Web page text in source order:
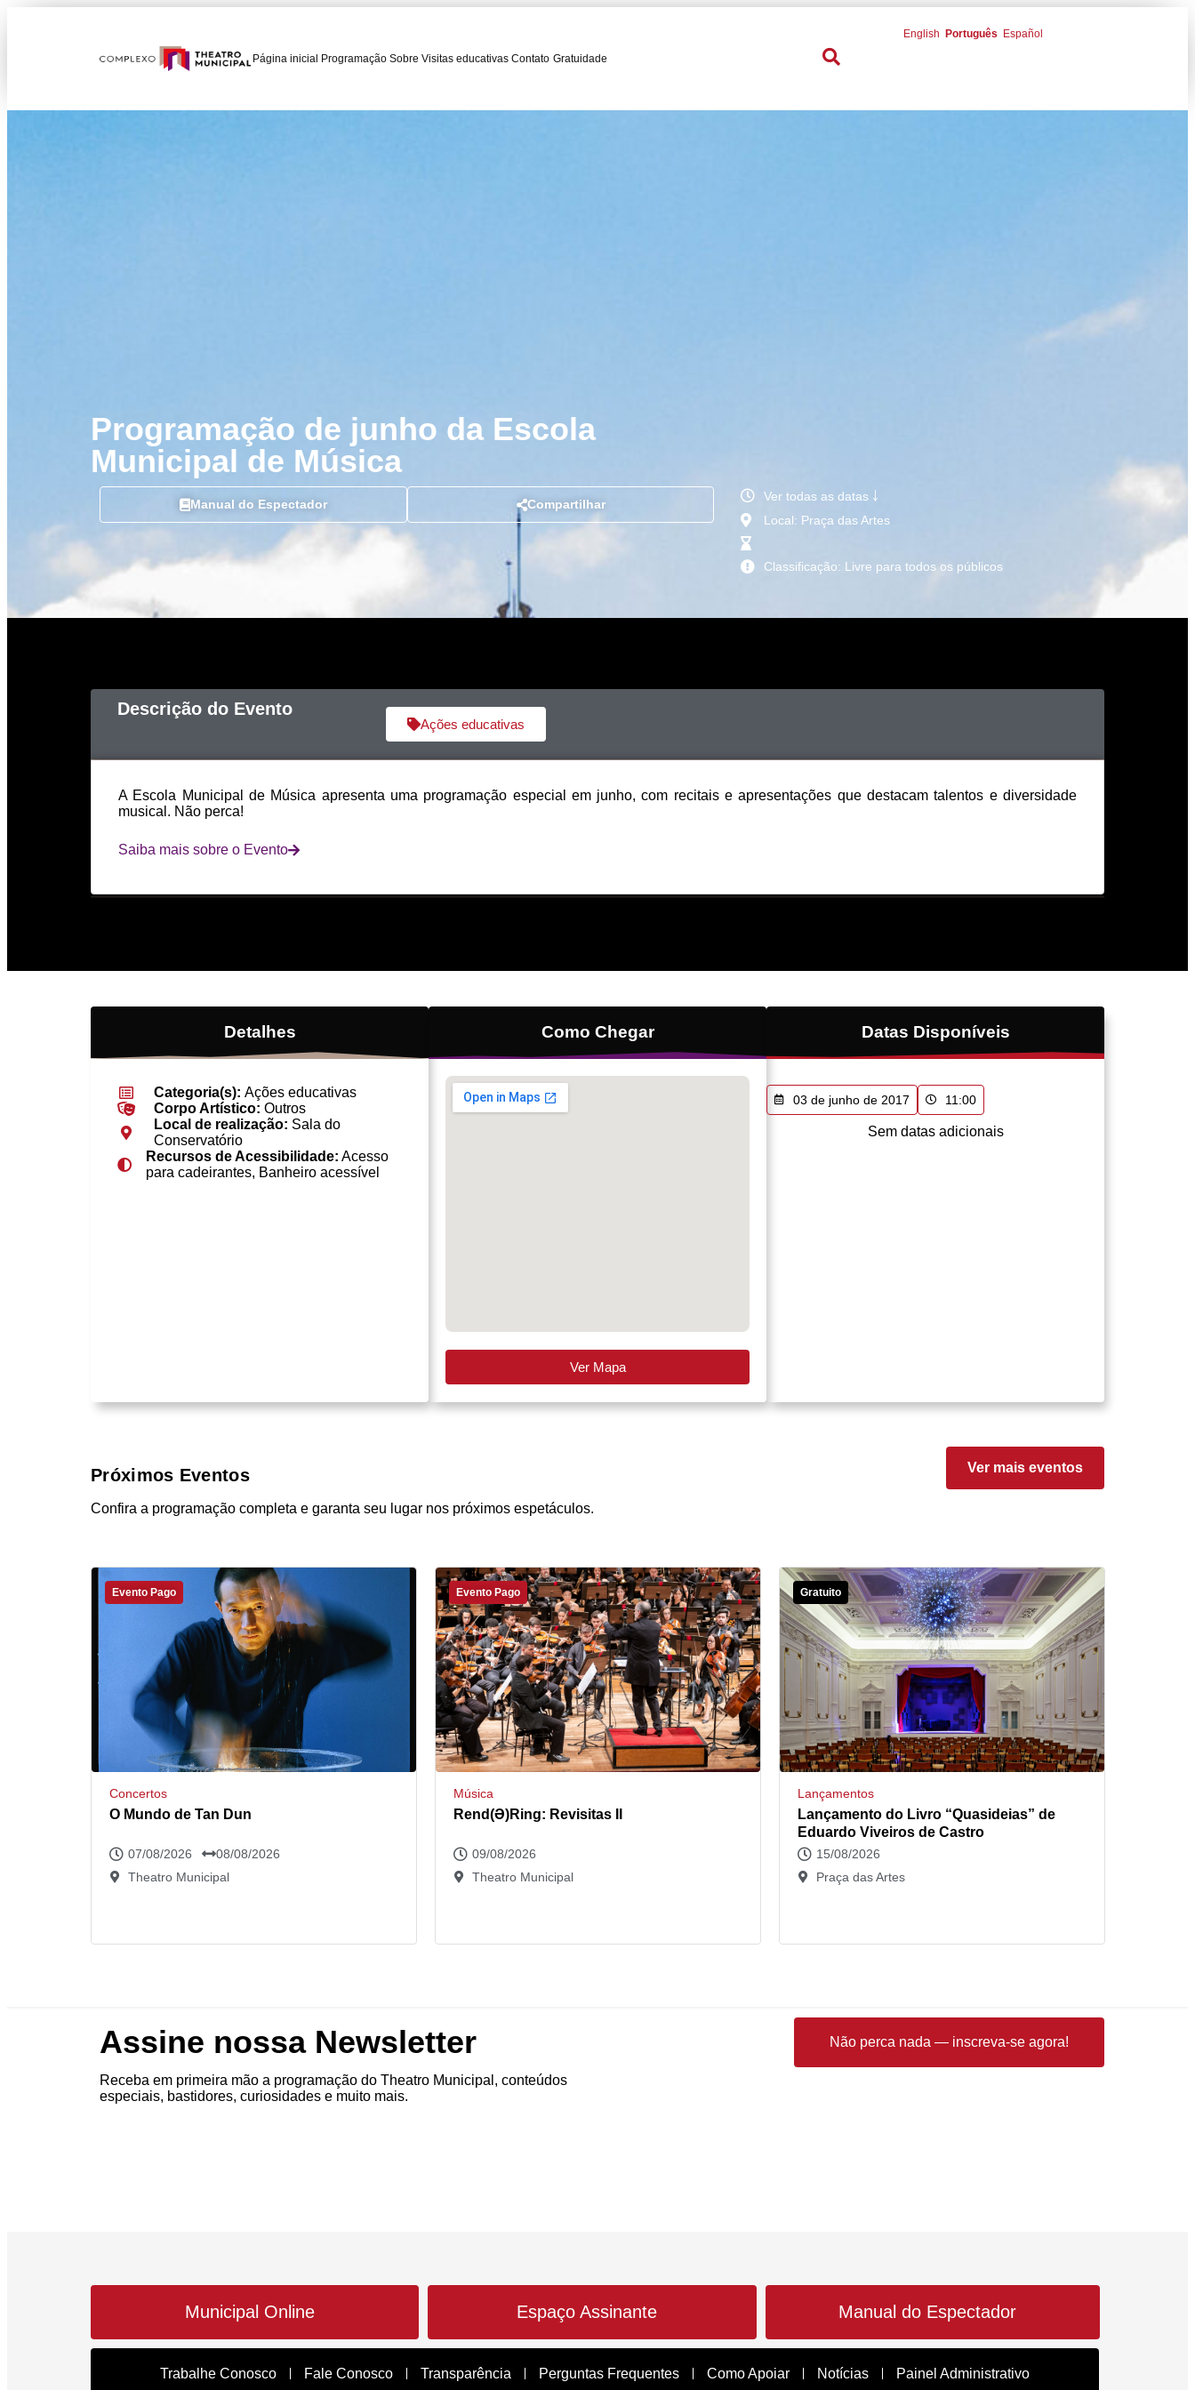
Página inicial Programação Sobre Visitas educativas Contato Gratuidade
English Português Español
Programação de junho da Escola
Municipal de Música
Manual do Espectador Compartilhar
Ver todas as datas ￬
Local: Praça das Artes
Classificação: Livre para todos os públicos
Descrição do Evento
Ações educativas
A Escola Municipal de Música apresenta uma programação especial em junho, com recitais e apresentações que destacam talentos e diversidade
musical. Não perca!
Saiba mais sobre o Evento
Detalhes
Categoria(s): Ações educativas
Corpo Artístico: Outros
Local de realização: Sala do
Conservatório
Recursos de Acessibilidade: Acesso
para cadeirantes, Banheiro acessível
Como Chegar
Ver Mapa
Datas Disponíveis
03 de junho de 2017 11:00
Sem datas adicionais
Próximos Eventos
Confira a programação completa e garanta seu lugar nos próximos espetáculos.
Ver mais eventos
Evento Pago
Concertos
O Mundo de Tan Dun
07/08/2026
08/08/2026
Theatro Municipal
Evento Pago
Música
Rend(Ə)Ring: Revisitas II
09/08/2026
Theatro Municipal
Gratuito
Lançamentos
Lançamento do Livro “Quasideias” de
Eduardo Viveiros de Castro
15/08/2026
Praça das Artes
Assine nossa Newsletter
Receba em primeira mão a programação do Theatro Municipal, conteúdos
especiais, bastidores, curiosidades e muito mais.
Não perca nada — inscreva-se agora!
Municipal Online Espaço Assinante Manual do Espectador
Trabalhe Conosco Fale Conosco Transparência Perguntas Frequentes Como Apoiar Notícias Painel Administrativo